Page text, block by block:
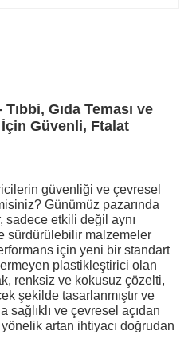
Gıda Teması ve
Güvenli, Ftalat
güvenliği ve çevresel
Günümüz pazarında
etkili değil aynı
sürdürülebilir malzemeler
için yeni bir standart
plastikleştirici olan
renksiz ve kokusuz çözelti,
şekilde tasarlanmıştır ve
ve çevresel açıdan
artan ihtiyacı doğrudan